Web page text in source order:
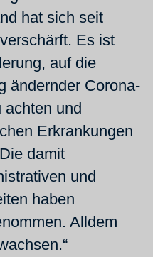
hat sich seit
Es ist
auf die
ändernder Corona-
achten und
Erkrankungen
damit
und
haben
Alldem